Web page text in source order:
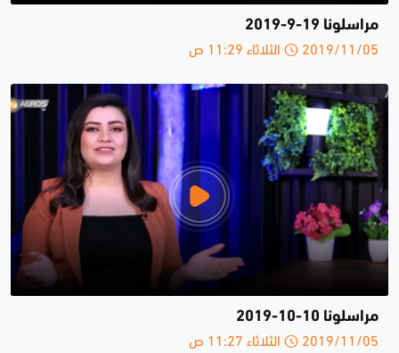
مراسلونا 19-9-2019
2019/11/05 الثلاثاء 11:29 ص
مراسلونا 10-10-2019
2019/11/05 الثلاثاء 11:27 ص